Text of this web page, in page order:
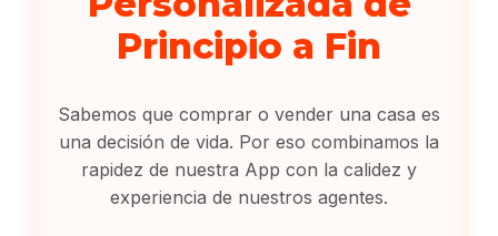
Principio a Fin
Sabemos que comprar o vender una casa es
una decisión de vida. Por eso combinamos la
rapidez de nuestra App con la calidez y
experiencia de nuestros agentes.